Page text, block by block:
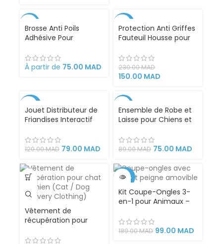
Brosse Anti Poils
Adhésive Pour
À partir de 75.00 MAD
VENDU
Protection Anti Griffes
Fauteuil Housse pour
Chaise
230.00MAD
150.00 MAD
Jouet Distributeur de
Friandises Interactif
Éducatif et Stimulant
pour Éveiller l’Instinct
l’Activité Physique
120.00MAD 79.00 MAD
Ensemble de Robe et
Laisse pour Chiens et
89.00MAD 75.00 MAD
Vêtement de
récupération pour
-48%
VENDU
Kit Coupe-Ongles 3-
en-1 pour Animaux –
Amovible | Chiens &
Chats de Toutes
189.00MAD 99.00 MAD